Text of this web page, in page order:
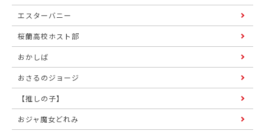
エスターバニー
桜蘭高校ホスト部
おかしば
おさるのジョージ
【推しの子】
おジャ魔女どれみ